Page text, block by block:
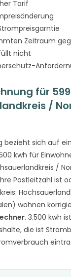
Tarif
Zeitraum
nicht
für
/
bezieht sich auf
kwh für
/
Postleitzahl ist
wohnen
. 3.500 kwh
die ist